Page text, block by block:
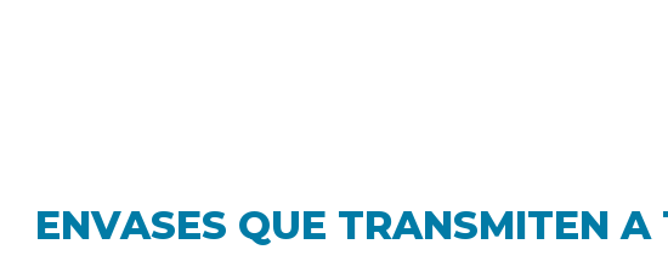
ENVASES QUE TRANSMITEN